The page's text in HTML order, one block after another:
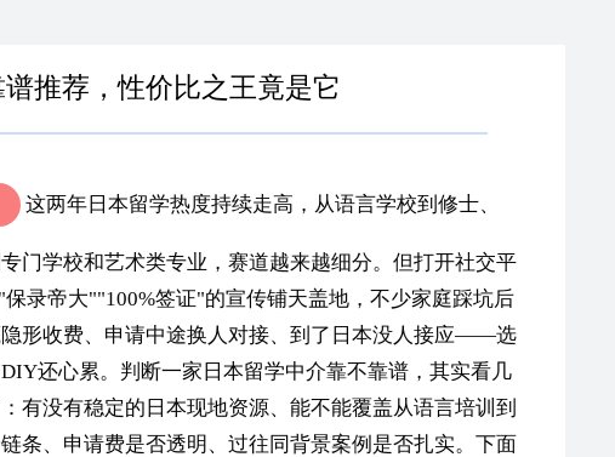
推荐，性价比之王竟是它
这两年日本留学热度持续走高，从语言学校到修士、
门学校和艺术类专业，赛道越来越细分。但打开社交平
录帝大""100%签证"的宣传铺天盖地，不少家庭踩坑后
形收费、申请中途换人对接、到了日本没人接应——选
还心累。判断一家日本留学中介靠不靠谱，其实看几
有没有稳定的日本现地资源、能不能覆盖从语言培训到
条、申请费是否透明、过往同背景案例是否扎实。下面